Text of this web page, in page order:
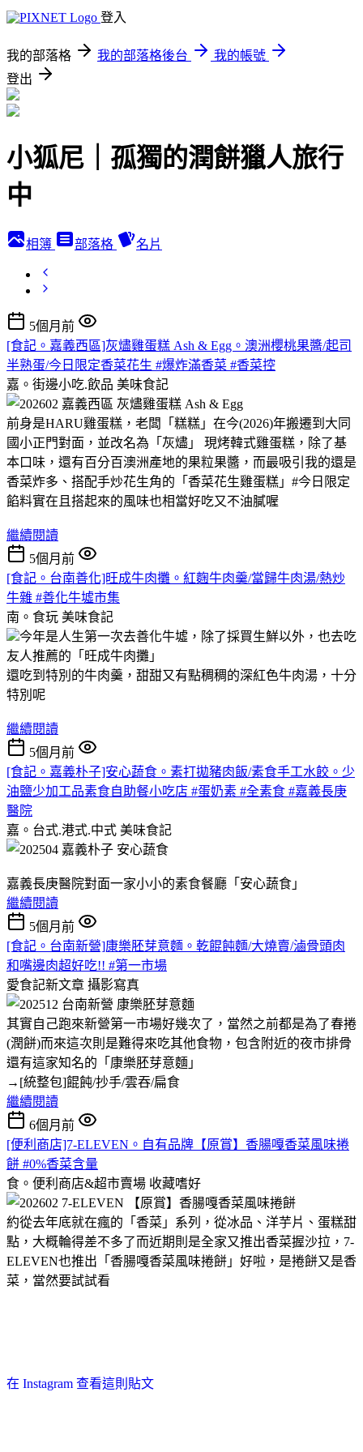
登入
我的部落格 我的部落格後台
我的帳號
登出
小狐尼｜孤獨的潤餅獵人旅行
中
相簿 部落格 名片
5個月前
[食記。嘉義西區]灰燼雞蛋糕 Ash & Egg。澳洲櫻桃果醬/起司
半熟蛋/今日限定香菜花生 #爆炸滿香菜 #香菜控
嘉。街邊小吃.飲品 美味食記
前身是HARU雞蛋糕，老闆「糕糕」在今(2026)年搬遷到大同
國小正門對面，並改名為「灰燼」 現烤韓式雞蛋糕，除了基
本口味，還有百分百澳洲產地的果粒果醬，而最吸引我的還是
香菜炸多、搭配手炒花生角的「香菜花生雞蛋糕」#今日限定
餡料實在且搭起來的風味也相當好吃又不油膩喔
繼續閱讀
5個月前
[食記。台南善化]旺成牛肉攤。紅麴牛肉羹/當歸牛肉湯/熱炒
牛雜 #善化牛墟市集
南。食玩 美味食記
今年是人生第一次去善化牛墟，除了採買生鮮以外，也去吃
友人推薦的「旺成牛肉攤」
還吃到特別的牛肉羹，甜甜又有點稠稠的深紅色牛肉湯，十分
特別呢
繼續閱讀
5個月前
[食記。嘉義朴子]安心蔬食。素打拋豬肉飯/素食手工水餃。少
油鹽少加工品素食自助餐小吃店 #蛋奶素 #全素食 #嘉義長庚
醫院
嘉。台式.港式.中式 美味食記
嘉義長庚醫院對面一家小小的素食餐廳「安心蔬食」
繼續閱讀
5個月前
[食記。台南新營]康樂胚芽意麵。乾餛飩麵/大燒賣/滷骨頭肉
和嘴邊肉超好吃!! #第一市場
愛食記新文章 攝影寫真
其實自己跑來新營第一市場好幾次了，當然之前都是為了春捲
(潤餅)而來這次則是難得來吃其他食物，包含附近的夜市排骨
還有這家知名的「康樂胚芽意麵」
→[統整包]餛飩/抄手/雲吞/扁食
繼續閱讀
6個月前
[便利商店]7-ELEVEN。自有品牌【原賞】香腸嘎香菜風味捲
餅 #0%香菜含量
食。便利商店&超市賣場 收藏嗜好
約從去年底就在瘋的「香菜」系列，從冰品、洋芋片、蛋糕甜
點，大概輪得差不多了而近期則是全家又推出香菜握沙拉，7-
ELEVEN也推出「香腸嘎香菜風味捲餅」好啦，是捲餅又是香
菜，當然要試試看
在 Instagram 查看這則貼文